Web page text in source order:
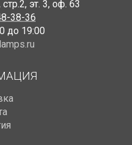
, эт. 3, оф. 63
38-36
до 19:00